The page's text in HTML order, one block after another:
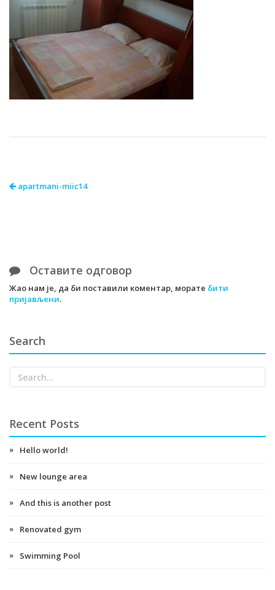
apartmani-miic14
Оставите одговор
Жао нам је, да би поставили коментар, морате бити
пријављени.
Search
Recent Posts
Hello world!
New lounge area
And this is another post
Renovated gym
Swimming Pool